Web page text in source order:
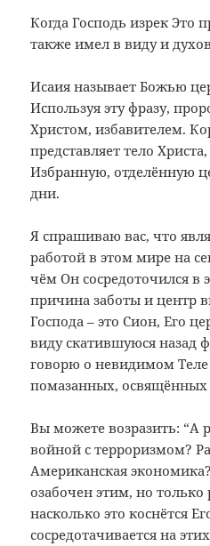
Когда Господь изрек Это
также имел в виду и
Исаия называет Божью
Используя эту фразу,
Христом, избавителем.
представляет тело
Избранную, отделённую
дни.
Я спрашиваю вас, что
работой в этом мире на
чём Он сосредоточился в
причина заботы и центр
Господа – это Сион, Его
виду скатившуюся назад
говорю о невидимом
помазанных,
Вы можете возразить: “А
войной с терроризмом?
Американская
озабочен этим, но только
насколько это коснётся
сосредотачивается на